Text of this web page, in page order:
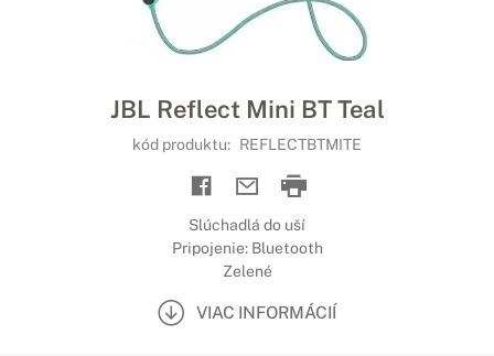
JBL Reflect Mini BT Teal
kód produktu: REFLECTBTMITE
Slúchadlá do uší
Pripojenie: Bluetooth
Zelené
VIAC INFORMÁCIÍ